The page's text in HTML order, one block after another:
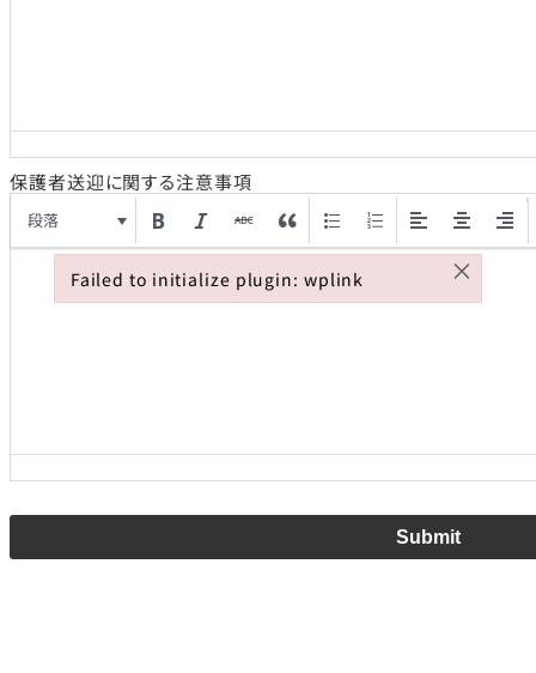
保護者送迎に関する注意事項
段落
Submit
Failed to initialize plugin: wplink ×
Failed to initialize plugin: wplink